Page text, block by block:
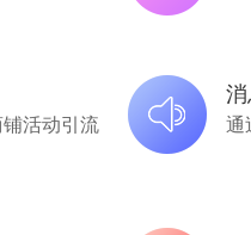
活动引流 通